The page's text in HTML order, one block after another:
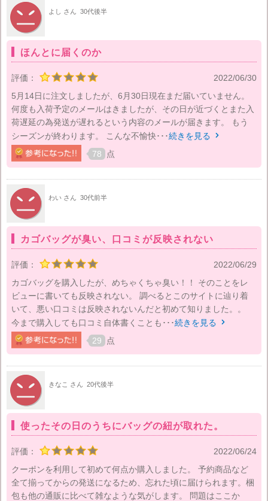
よし さん 30代後半
ほんとに届くのか
評価：
2022/06/30
5月14日に注文しましたが、6月30日現在まだ届いていません。
何度も入荷予定のメールはきましたが、その日が近づくとまた入
荷遅延の為発送が遅れるという内容のメールが届きます。 もう
シーズンが終わります。 こんな不愉快･･･続きを見る 
78 点
わい さん 30代前半
カゴバッグが臭い、口コミが反映されない
評価：
2022/06/29
カゴバッグを購入したが、めちゃくちゃ臭い！！ そのことをレ
ビューに書いても反映されない。 調べるとこのサイトに辿り着
いて、悪い口コミは反映されないんだと初めて知りました。。
今まで購入しても口コミ自体書くことも･･･続きを見る 
29 点
きなこ さん 20代後半
使ったその日のうちにバッグの紐が取れた。
評価：
2022/06/24
クーポンを利用して初めて何点か購入しました。 予約商品など
全て揃ってからの発送になるため、忘れた頃に届けられます。梱
包も他の通販に比べて雑なような気がします。 問題はここか